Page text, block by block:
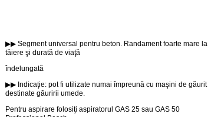
▶▶ Segment universal pentru beton. Randament foarte mare la
tăiere şi durată de viaţă
îndelungată
▶▶ Indicaţie: pot fi utilizate numai împreună cu maşini de găurit
destinate găuririi umede.
Pentru aspirare folosiţi aspiratorul GAS 25 sau GAS 50